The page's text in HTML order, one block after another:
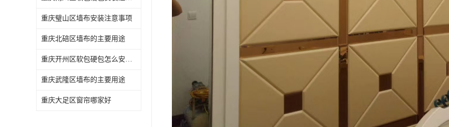
重庆璧山区墙布安装注意事项
重庆北碚区墙布的主要用途
重庆开州区软包硬包怎么安装与维护
重庆武隆区墙布的主要用途
重庆大足区窗帘哪家好